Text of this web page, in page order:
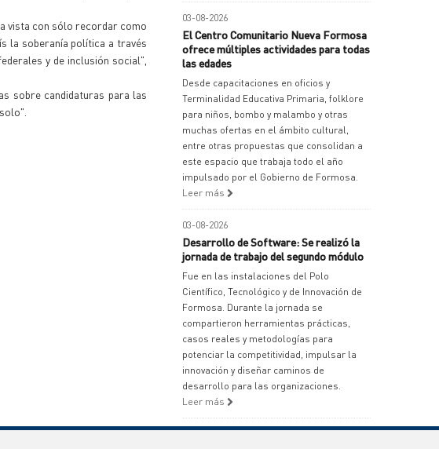
vista con sólo recordar como
la soberanía política a través
y de inclusión social",
sobre candidaturas para las
03-08-2026
El Centro Comunitario Nueva Formosa
ofrece múltiples actividades para todas
las edades
Desde capacitaciones en oficios y
Terminalidad Educativa Primaria, folklore
para niños, bombo y malambo y otras
muchas ofertas en el ámbito cultural,
entre otras propuestas que consolidan a
este espacio que trabaja todo el año
impulsado por el Gobierno de Formosa.
Leer más
03-08-2026
Desarrollo de Software: Se realizó la
jornada de trabajo del segundo módulo
Fue en las instalaciones del Polo
Científico, Tecnológico y de Innovación de
Formosa. Durante la jornada se
compartieron herramientas prácticas,
casos reales y metodologías para
potenciar la competitividad, impulsar la
innovación y diseñar caminos de
desarrollo para las organizaciones.
Leer más